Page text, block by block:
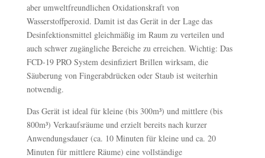
aber umweltfreundlichen Oxidationskraft von
Wasserstoffperoxid. Damit ist das Gerät in der Lage das
Desinfektionsmittel gleichmäßig im Raum zu verteilen und
auch schwer zugängliche Bereiche zu erreichen. Wichtig: Das
FCD-19 PRO System desinfiziert Brillen wirksam, die
Säuberung von Fingerabdrücken oder Staub ist weiterhin
notwendig.
Das Gerät ist ideal für kleine (bis 300m³) und mittlere (bis
800m³) Verkaufsräume und erzielt bereits nach kurzer
Anwendungsdauer (ca. 10 Minuten für kleine und ca. 20
Minuten für mittlere Räume) eine vollständige